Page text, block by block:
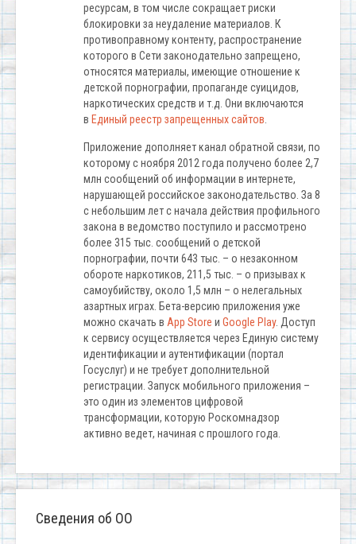
ресурсам, в том числе сокращает риски
блокировки за неудаление материалов. К
противоправному контенту, распространение
которого в Сети законодательно запрещено,
относятся материалы, имеющие отношение к
детской порнографии, пропаганде суицидов,
наркотических средств и т.д. Они включаются
в Единый реестр запрещенных сайтов.
Приложение дополняет канал обратной связи, по
которому с ноября 2012 года получено более 2,7
млн сообщений об информации в интернете,
нарушающей российское законодательство. За 8
с небольшим лет с начала действия профильного
закона в ведомство поступило и рассмотрено
более 315 тыс. сообщений о детской
порнографии, почти 643 тыс. – о незаконном
обороте наркотиков, 211,5 тыс. – о призывах к
самоубийству, около 1,5 млн – о нелегальных
азартных играх. Бета-версию приложения уже
можно скачать в App Store и Google Play. Доступ
к сервису осуществляется через Единую систему
идентификации и аутентификации (портал
Госуслуг) и не требует дополнительной
регистрации. Запуск мобильного приложения –
это один из элементов цифровой
трансформации, которую Роскомнадзор
активно ведет, начиная с прошлого года.
Сведения об ОО